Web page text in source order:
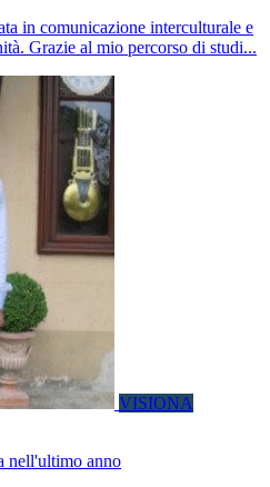
in comunicazione interculturale e
Grazie al mio percorso di studi...
VISIONA
nell'ultimo anno